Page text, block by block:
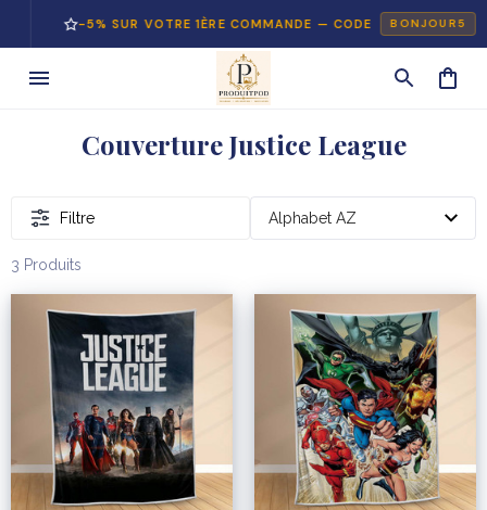
-5% SUR VOTRE 1ÈRE COMMANDE — CODE BONJOUR5
Couverture Justice League
Filtre
3 Produits